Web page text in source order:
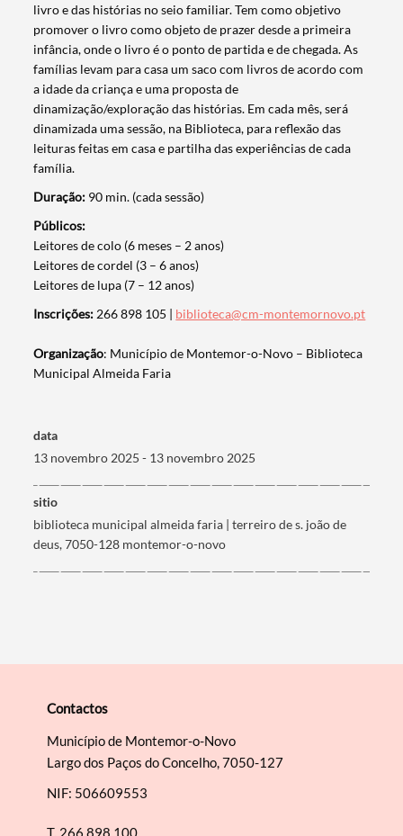
Categorias gerais
livro e das histórias no seio familiar. Tem como objetivo
promover o livro como objeto de prazer desde a primeira
infância, onde o livro é o ponto de partida e de chegada. As
famílias levam para casa um saco com livros de acordo com
a idade da criança e uma proposta de
dinamização/exploração das histórias. Em cada mês, será
dinamizada uma sessão, na Biblioteca, para reflexão das
leituras feitas em casa e partilha das experiências de cada
família.
Duração: 90 min. (cada sessão)
Públicos:
Leitores de colo (6 meses – 2 anos)
Leitores de cordel (3 – 6 anos)
Leitores de lupa (7 – 12 anos)
Inscrições: 266 898 105 | biblioteca@cm-montemornovo.pt
Organização: Município de Montemor-o-Novo – Biblioteca
Municipal Almeida Faria
data
13 novembro 2025 - 13 novembro 2025
sitio
biblioteca municipal almeida faria | terreiro de s. joão de
deus, 7050-128 montemor-o-novo
Contactos
Município de Montemor-o-Novo
Largo dos Paços do Concelho, 7050-127
NIF: 506609553
T. 266 898 100